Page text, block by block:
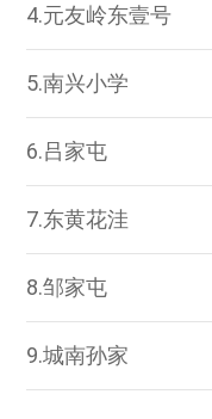
4.元友岭东壹号
5.南兴小学
6.吕家屯
7.东黄花洼
8.邹家屯
9.城南孙家